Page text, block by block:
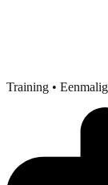
Training • Eenmalig